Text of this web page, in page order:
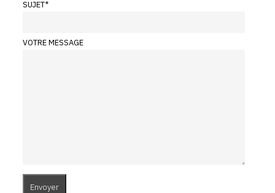
SUJET*
VOTRE MESSAGE